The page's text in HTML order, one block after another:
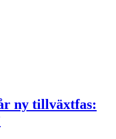
ny tillväxtfas: